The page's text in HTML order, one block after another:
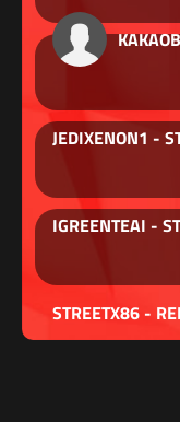
JEDIXENON1 -
IGREENTEAI -
STREETX86 -